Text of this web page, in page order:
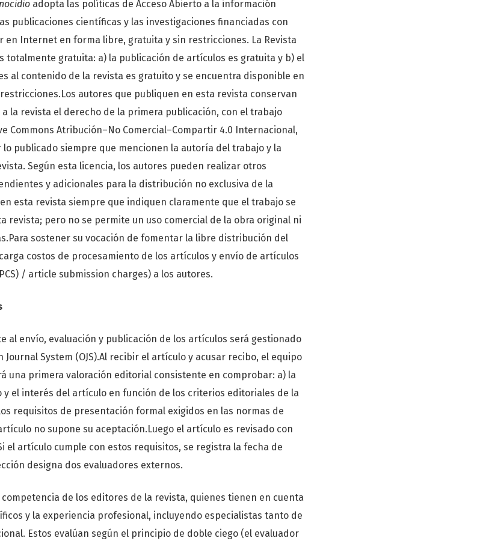
adopta las políticas de Acceso Abierto a la información
publicaciones científicas y las investigaciones financiadas con
en Internet en forma libre, gratuita y sin restricciones. La Revista
totalmente gratuita: a) la publicación de artículos es gratuita y b) el
al contenido de la revista es gratuito y se encuentra disponible en
autores que publiquen en esta revista conservan
la revista el derecho de la primera publicación, con el trabajo
Commons Atribución–No Comercial–Compartir 4.0 Internacional,
publicado siempre que mencionen la autoría del trabajo y la
Según esta licencia, los autores pueden realizar otros
y adicionales para la distribución no exclusiva de la
esta revista siempre que indiquen claramente que el trabajo se
revista; pero no se permite un uso comercial de la obra original ni
sostener su vocación de fomentar la libre distribución del
costos de procesamiento de los artículos y envío de artículos
/ article submission charges) a los autores.
al envío, evaluación y publicación de los artículos será gestionado
System (OJS).Al recibir el artículo y acusar recibo, el equipo
una primera valoración editorial consistente en comprobar: a) la
y el interés del artículo en función de los criterios editoriales de la
requisitos de presentación formal exigidos en las normas de
no supone su aceptación.Luego el artículo es revisado con
el artículo cumple con estos requisitos, se registra la fecha de
designa dos evaluadores externos.
de los editores de la revista, quienes tienen en cuenta
y la experiencia profesional, incluyendo especialistas tanto de
Estos evalúan según el principio de doble ciego (el evaluador